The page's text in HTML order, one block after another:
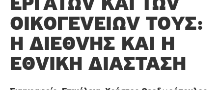
ΕΡΓΑΤΏV ΚΑΙ ΤΩV
ΟΙΚOΓΕVΕΙΏV ΤOΥΣ:
Η ΔΙΕΘVΉΣ ΚΑΙ Η
ΕΘVΙΚΉ ΔΙΆΣΤΑΣΗ